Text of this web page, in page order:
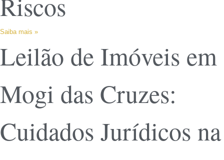
Saiba mais »
Leilão de Imóveis em
Mogi das Cruzes:
Cuidados Jurídicos na